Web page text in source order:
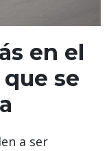
en el
se
a ser